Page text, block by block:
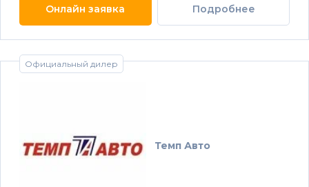
Онлайн заявка Подробнее
Официальный дилер
Темп Авто